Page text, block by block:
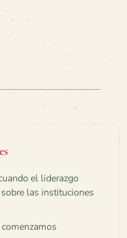
el liderazgo
las instituciones